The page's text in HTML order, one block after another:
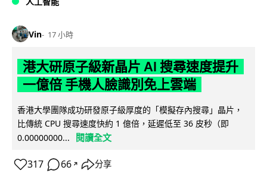
Vin 17 小時
港大研原子級新晶片 AI 搜尋速度提升
一億倍 手機人臉識別免上雲端
香港大學團隊成功研發原子級厚度的「模擬存內搜尋」晶片，
比傳統 CPU 搜尋速度快約 1 億倍，延遲低至 36 皮秒（即
0.00000000...
閱讀全文
317 66 ↗ 分享